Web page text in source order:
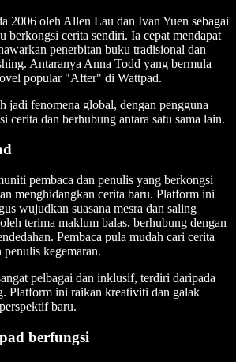
2006 oleh Allen Lau dan Ivan Yuen sebagai
berkongsi cerita sendiri. Ia cepat mendapat
penerbitan buku tradisional dan
Antaranya Anna Todd yang bermula
popular "After" di Wattpad.
jadi fenomena global, dengan pengguna
cerita dan berhubung antara satu sama lain.
pembaca dan penulis yang berkongsi
menghidangkan cerita baru. Platform ini
wujudkan suasana mesra dan saling
terima maklum balas, berhubung dengan
Pembaca pula mudah cari cerita
penulis kegemaran.
pelbagai dan inklusif, terdiri daripada
Platform ini raikan kreativiti dan galak
baru.
berfungsi